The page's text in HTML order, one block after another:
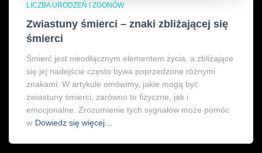
LICZBA URODZEŃ I ZGONÓW
Zwiastuny śmierci – znaki zbliżającej się
śmierci
Śmierć jest nieodłącznym elementem życia, a zbliżające
się jej nadejście często bywa poprzedzone różnymi
znakami. W artykule omówimy, jakie mogą być
zwiastuny śmierci, zarówno te fizyczne, jak i
emocjonalne. Zrozumienie tych sygnałów może pomóc
w Dowiedz się więcej…